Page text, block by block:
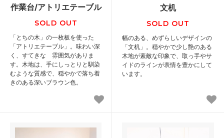
作業台/アトリエテーブル
SOLD OUT
「とちの木」の一枚板を使った
「アトリエテーブル」。味わい深
く、すてきな 雰囲気がありま
す。木地は、手にしっとりと馴染
むような質感で、穏やかで落ち着
きのある深いブラウン色。
文机
SOLD OUT
幅のある、めずらしいデザインの
「文机」。穏やかで少し艶のある
木地が素敵な印象で、取っ手やサ
イドのラインが表情を豊かにして
います。